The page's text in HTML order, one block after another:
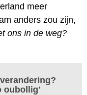
meer
anders zou zijn,
ons in de weg?
oubollig'